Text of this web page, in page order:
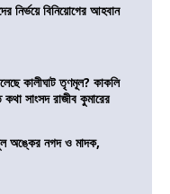
নির্ভয়ে বিনিয়োগের আহবান
কালীঘাট তৃণমূল? কাকলি
সাংসদ রাজীব কুমারের
অঙ্কের নগদ ও মাদক,